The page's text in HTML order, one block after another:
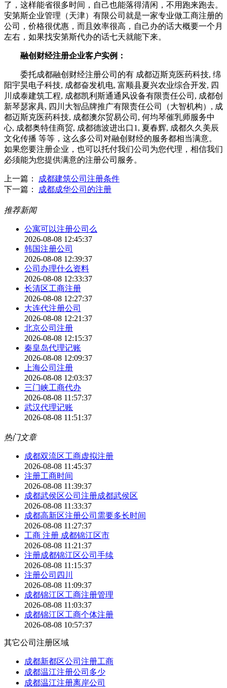
了，这样能省很多时间，自己也能落得清闲，不用跑来跑去。
安第斯企业管理（天津）有限公司就是一家专业做工商注册的
公司，价格很优惠，而且效率很高，自己办的话大概要一个月
左右，如果找安第斯代办的话七天就能下来。
融创财经注册企业客户实例：
委托成都融创财经注册公司的有 成都迈斯克医药科技, 绵
阳宇昊电子科技, 成都奋发机电, 富顺县夏兴农业综合开发, 四
川成泰建筑工程, 成都凯利斯通通风设备有限责任公司, 成都创
新琴瑟家具, 四川大智品牌推广有限责任公司（大智机构）, 成
都迈斯克医药科技, 成都澳尔贸易公司, 何均琴催乳师服务中
心, 成都奥特佳商贸, 成都德波进出口1, 夏春辉, 成都久久美辰
文化传播 等等，这么多公司对融创财经的服务都相当满意。
如果您要注册企业，也可以托付我们公司为您代理，相信我们
必须能为您提供满意的注册公司服务。
上一篇：
成都建筑公司注册条件
下一篇：
成都成华公司的注册
推荐新闻
公寓可以注册公司么
2026-08-08 12:45:37
韩国注册公司
2026-08-08 12:39:37
公司办理什么资料
2026-08-08 12:33:37
长清区工商注册
2026-08-08 12:27:37
大连代注册公司
2026-08-08 12:21:37
北京公司注册
2026-08-08 12:15:37
秦皇岛代理记账
2026-08-08 12:09:37
上海公司注册
2026-08-08 12:03:37
三门峡工商代办
2026-08-08 11:57:37
武汉代理记账
2026-08-08 11:51:37
热门文章
成都双流区工商虚拟注册
2026-08-08 11:45:37
注册工商时间
2026-08-08 11:39:37
成都武侯区公司注册成都武侯区
2026-08-08 11:33:37
成都高新区注册公司需要多长时间
2026-08-08 11:27:37
工商 注册 成都锦江区市
2026-08-08 11:21:37
注册成都锦江区公司手续
2026-08-08 11:15:37
注册公司四川
2026-08-08 11:09:37
成都锦江区工商注册管理
2026-08-08 11:03:37
成都锦江区工商个体注册
2026-08-08 10:57:37
其它公司注册区域
成都新都区公司注册工商
成都温江注册公司多少
成都温江注册离岸公司